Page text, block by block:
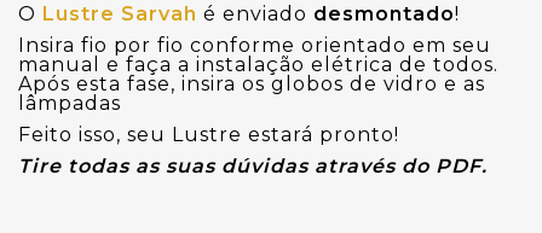
O Lustre Sarvah é enviado desmontado!
Insira fio por fio conforme orientado em seu
manual e faça a instalação elétrica de todos.
Após esta fase, insira os globos de vidro e as
lâmpadas
Feito isso, seu Lustre estará pronto!
Tire todas as suas dúvidas através do PDF.